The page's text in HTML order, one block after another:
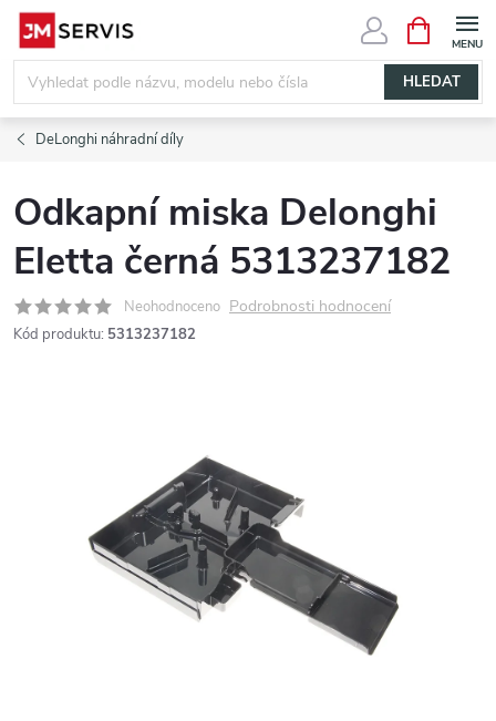
Přejít
obsah
HLEDAT
NÁKUPNÍ
KOŠÍK
DeLonghi náhradní díly
Odkapní miska Delonghi
Eletta černá 5313237182
Neohodnoceno Podrobnosti hodnocení
Kód produktu: 5313237182